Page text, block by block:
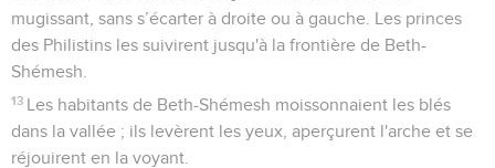
mugissant, sans s’écarter à droite ou à gauche. Les princes
des Philistins les suivirent jusqu'à la frontière de Beth-
Shémesh.
13 Les habitants de Beth-Shémesh moissonnaient les blés
dans la vallée ; ils levèrent les yeux, aperçurent l'arche et se
réjouirent en la voyant.